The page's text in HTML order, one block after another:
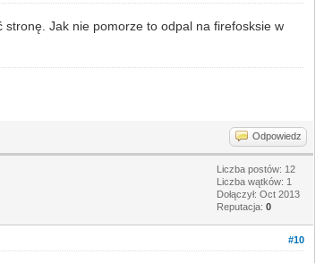
stronę. Jak nie pomorze to odpal na firefosksie w
Odpowiedz
Liczba postów: 12
Liczba wątków: 1
Dołączył: Oct 2013
Reputacja: 0
#10